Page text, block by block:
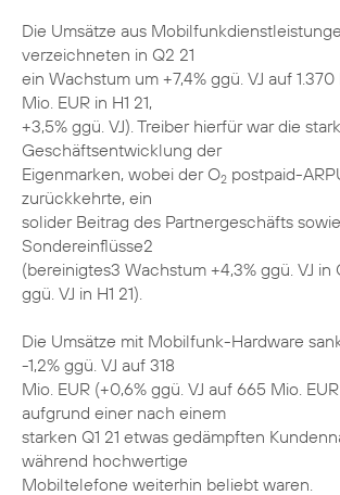
Die Umsätze aus
verzeichneten in Q2 21
ein Wachstum um +7,4% ggü. VJ auf 1.370
Mio. EUR in H1 21,
+3,5% ggü. VJ). Treiber hierfür war die
Geschäftsentwicklung der
Eigenmarken, wobei der O2 postpaid-
zurückkehrte, ein
solider Beitrag des Partnergeschäfts
Sondereinflüsse2
(bereinigtes3 Wachstum +4,3% ggü. VJ in
ggü. VJ in H1 21).
Die Umsätze mit Mobilfunk-Hardware
-1,2% ggü. VJ auf 318
Mio. EUR (+0,6% ggü. VJ auf 665 Mio. EUR
aufgrund einer nach einem
starken Q1 21 etwas gedämpften
während hochwertige
Mobiltelefone weiterhin beliebt waren.